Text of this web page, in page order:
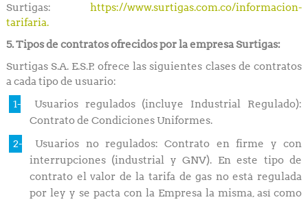
Surtigas:https://www.surtigas.com.co/informacion-
tarifaria.
5. Tipos de contratos ofrecidos por la empresa Surtigas:
Surtigas S.A. E.S.P. ofrece las siguientes clases de contratos
a cada tipo de usuario:
Usuarios regulados (incluye Industrial Regulado):
Contrato de Condiciones Uniformes.
Usuarios no regulados: Contrato en firme y con
interrupciones (industrial y GNV). En este tipo de
contrato el valor de la tarifa de gas no está regulada
por ley y se pacta con la Empresa la misma, así como